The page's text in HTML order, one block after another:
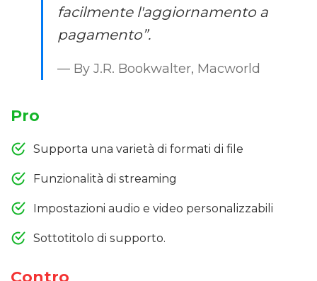
facilmente l'aggiornamento a
pagamento”.
— By J.R. Bookwalter, Macworld
Pro
Supporta una varietà di formati di file
Funzionalità di streaming
Impostazioni audio e video personalizzabili
Sottotitolo di supporto.
Contro